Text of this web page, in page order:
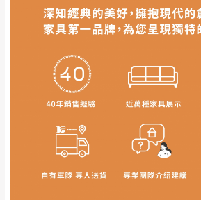
雄、屏東、宜蘭、 花蓮、台東、金門
（可於LINE線上詢問 →@dershin
加收說明
貨。
由於透過電腦螢幕選購商品
電腦螢幕的設定色差或解析
際商品的顏色、質感稍有不
退換貨，
需自付來回運費及
訂購前詳加確認。(包含商品
訂購前請確認商品尺寸，大
丈量，難免會有些許誤差值(